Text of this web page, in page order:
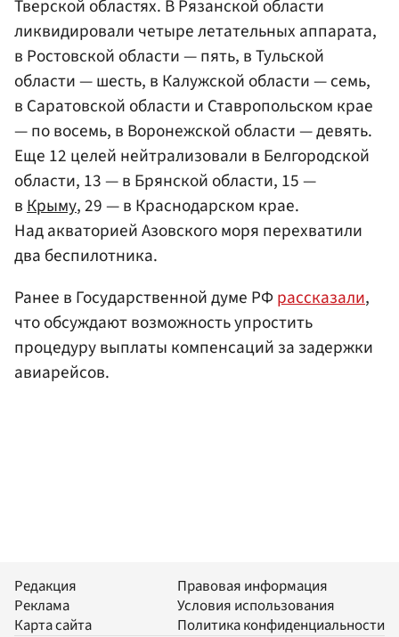
Тверской областях. В Рязанской области
ликвидировали четыре летательных аппарата,
в Ростовской области — пять, в Тульской
области — шесть, в Калужской области — семь,
в Саратовской области и Ставропольском крае
— по восемь, в Воронежской области — девять.
Еще 12 целей нейтрализовали в Белгородской
области, 13 — в Брянской области, 15 —
вКрыму, 29 — в Краснодарском крае.
Над акваторией Азовского моря перехватили
два беспилотника.
Ранее в Государственной думе РФрассказали,
что обсуждают возможность упростить
процедуру выплаты компенсаций за задержки
авиарейсов.
Редакция
Реклама
Карта сайта
Правовая информация
Условия использования
Политика конфиденциальности